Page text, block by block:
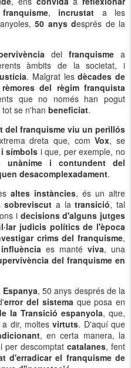
, incrustat a les
50 anys després de la
delfranquisme a
àmbits de la societat, i
. Malgrat lesdècades de
rèmores del règim franquista
que no només han pogut
se n'han beneficiat.
del franquisme viu un perillós
dreta que, comVox, se
símbols i que, per exemple, no
unànime i contundent del
desacomplexadament.
altes instàncies, és un altre
sobreviscut a latransició, tal
i decisions d'alguns jutges
judicis polítics de l'època
crims del franquisme,
influènciaes mantéviva, una
del franquisme en
Espanya, 50 anys després de la
error del sistemaque posa en
la Transició espanyola, que,
a dir, moltesvirtuts. D'aquí que
, en certa manera, la
per descomptat catalanes, fent
d'erradicar el franquisme de